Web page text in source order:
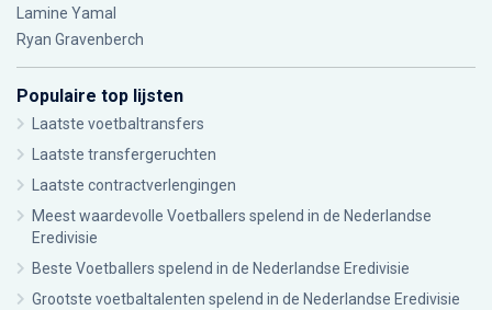
Lamine Yamal
Ryan Gravenberch
Populaire top lijsten
Laatste voetbaltransfers
Laatste transfergeruchten
Laatste contractverlengingen
Meest waardevolle Voetballers spelend in de Nederlandse
Eredivisie
Beste Voetballers spelend in de Nederlandse Eredivisie
Grootste voetbaltalenten spelend in de Nederlandse Eredivisie